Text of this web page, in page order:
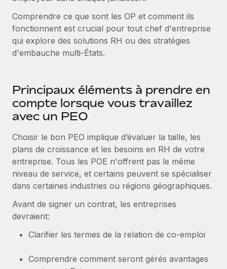
Comprendre ce que sont les OP et comment ils
fonctionnent est crucial pour tout chef d'entreprise
qui explore des solutions RH ou des stratégies
d'embauche multi-États.
Principaux éléments à prendre en
compte lorsque vous travaillez
avec un PEO
Choisir le bon PEO implique d’évaluer la taille, les
plans de croissance et les besoins en RH de votre
entreprise. Tous les POE n'offrent pas le même
niveau de service, et certains peuvent se spécialiser
dans certaines industries ou régions géographiques.
Avant de signer un contrat, les entreprises
devraient:
Clarifier les termes de la relation de co-emploi
Comprendre comment seront gérés avantages